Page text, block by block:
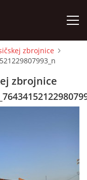
zbrojnice
zbrojnice